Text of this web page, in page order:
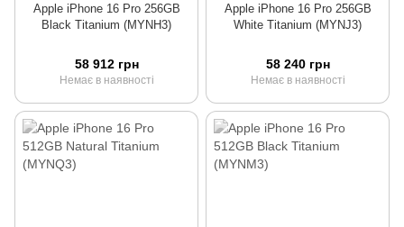
Apple iPhone 16 Pro 256GB
Black Titanium (MYNH3)
58 912 грн
Немає в наявності
Apple iPhone 16 Pro 256GB
White Titanium (MYNJ3)
58 240 грн
Немає в наявності